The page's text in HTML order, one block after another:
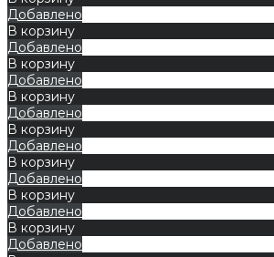
Добавлено
В корзину
Добавлено
В корзину
Добавлено
В корзину
Добавлено
В корзину
Добавлено
В корзину
Добавлено
В корзину
Добавлено
В корзину
Добавлено